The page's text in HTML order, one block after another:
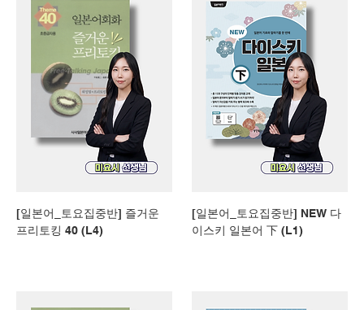
[일본어_토요집중반] 즐거운
프리토킹 40 (L4)
[일본어_토요집중반] NEW 다
이스키 일본어 下 (L1)